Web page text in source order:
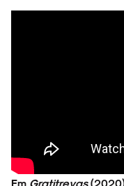
Em Gratitrevas